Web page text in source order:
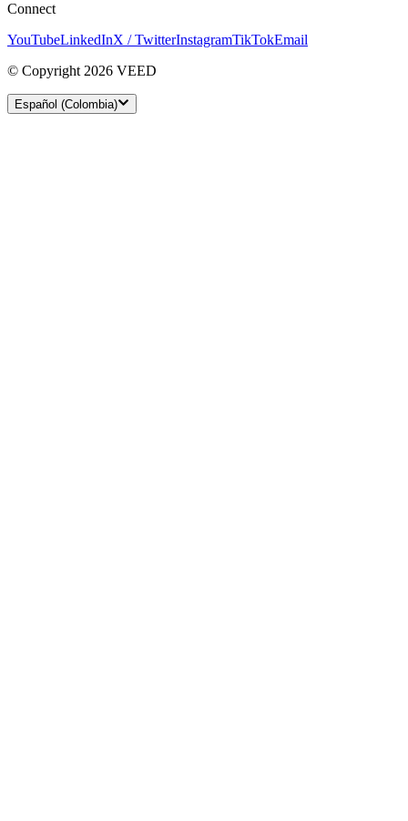
Connect
YouTubeLinkedInX / TwitterInstagramTikTokEmail
© Copyright 2026 VEED
Español (Colombia)